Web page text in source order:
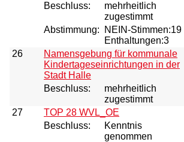
Beschluss:
mehrheitlich
zugestimmt
Abstimmung:
NEIN-Stimmen:19
Enthaltungen:3
26
Namensgebung für kommunale
Kindertageseinrichtungen in der
Stadt Halle
Beschluss:
mehrheitlich
zugestimmt
27
TOP 28 WVL_OE
Beschluss:
Kenntnis
genommen